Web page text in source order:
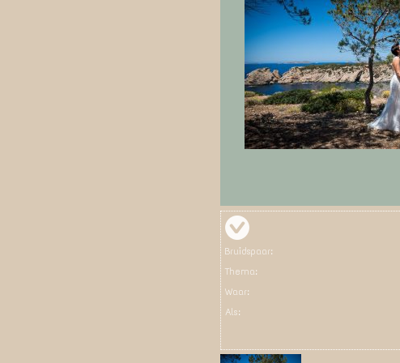
Bruidspaar:
Thema:
Waar:
Als: